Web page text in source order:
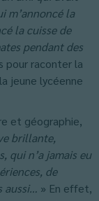
m’annoncé la
la cuisse de
pendant des
pour raconter la
jeune lycéenne
et géographie,
brillante,
qui n’a jamais eu
de
aussi… » En effet,